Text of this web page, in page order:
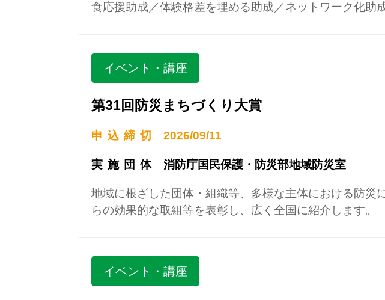
食応援助成／体験格差を埋める助成／ネットワーク化助
イベント・講座
第31回防災まちづくり大賞
申込締切 2026/09/11
実施団体 消防庁国民保護・防災部地域防災室
地域に根ざした団体・組織等、多様な主体における防
らの効果的な取組等を表彰し、広く全国に紹介します。
イベント・講座